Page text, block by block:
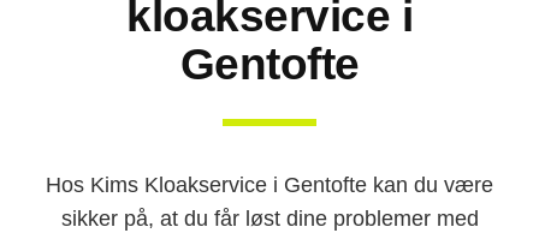
kloakservice i
Gentofte
Hos Kims Kloakservice i Gentofte kan du være
sikker på, at du får løst dine problemer med